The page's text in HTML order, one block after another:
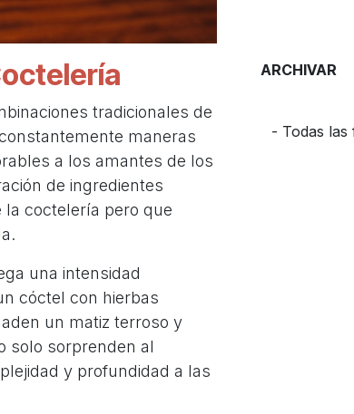
tradicionales de
maneras
a los amantes de los
de ingredientes
coctelería pero que
una intensidad
cóctel con hierbas
un matiz terroso y
solo sorprenden al
y profundidad a las
ARCHIVAR